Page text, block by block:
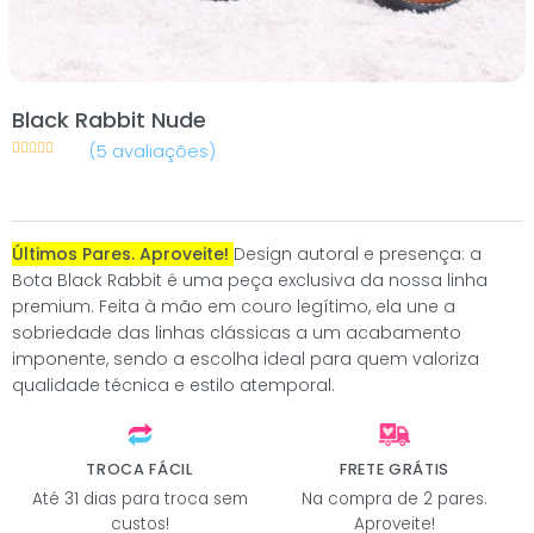
Black Rabbit Nude
avaliações
de clientes
(5 avaliações)
Últimos Pares. Aproveite! Design autoral e presença: a
Bota Black Rabbit é uma peça exclusiva da nossa linha
premium. Feita à mão em couro legítimo, ela une a
sobriedade das linhas clássicas a um acabamento
imponente, sendo a escolha ideal para quem valoriza
qualidade técnica e estilo atemporal.
TROCA FÁCIL
Até 31 dias para troca sem
custos!
FRETE GRÁTIS
Na compra de 2 pares.
Aproveite!